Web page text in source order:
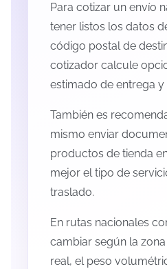
Para cotizar un envío
tener listos los datos
código postal de
cotizador calcule
estimado de entrega
También es
mismo enviar
productos de tienda
mejor el tipo de
traslado.
En rutas nacionales
cambiar según la
real, el peso